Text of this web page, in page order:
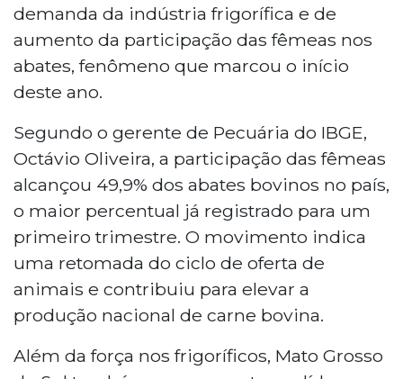
demanda da indústria frigorífica e de
aumento da participação das fêmeas nos
abates, fenômeno que marcou o início
deste ano.
Segundo o gerente de Pecuária do IBGE,
Octávio Oliveira, a participação das fêmeas
alcançou 49,9% dos abates bovinos no país,
o maior percentual já registrado para um
primeiro trimestre. O movimento indica
uma retomada do ciclo de oferta de
animais e contribuiu para elevar a
produção nacional de carne bovina.
Além da força nos frigoríficos, Mato Grosso